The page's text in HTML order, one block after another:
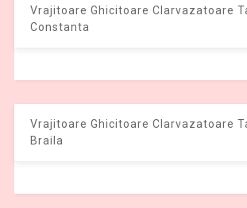
Vrajitoare Ghicitoare Clarvazatoare
Constanta
Vrajitoare Ghicitoare Clarvazatoare
Braila